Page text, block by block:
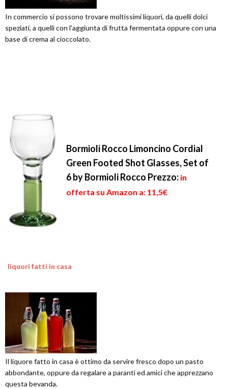
In commercio si possono trovare moltissimi liquori, da quelli dolci
speziati, a quelli con l'aggiunta di frutta fermentata oppure con una
base di crema al cioccolato.
Bormioli Rocco Limoncino Cordial
Green Footed Shot Glasses, Set of
6 by Bormioli Rocco Prezzo: in
offerta su Amazon a: 11,5€
liquori fatti in casa
Il liquore fatto in casa è ottimo da servire fresco dopo un pasto
abbondante, oppure da regalare a paranti ed amici che apprezzano
questa bevanda.